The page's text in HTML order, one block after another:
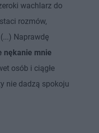
wachlarz do
rozmów,
Naprawdę
nękanie mnie
osób i ciągłe
nie dadzą spokoju